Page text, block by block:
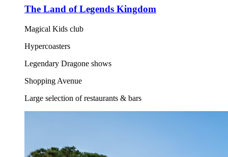
The Land of Legends Kingdom
Magical Kids club
Hypercoasters
Legendary Dragone shows
Shopping Avenue
Large selection of restaurants & bars